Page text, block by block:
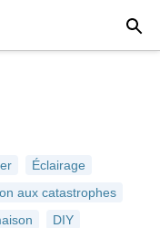
Éclairage
aux catastrophes
DIY